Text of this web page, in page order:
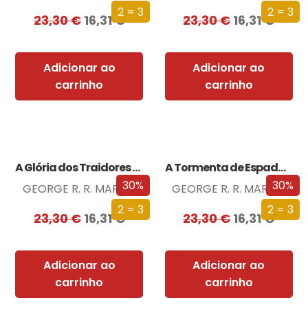
2 = 3
23,30€ 16,31€
Adicionar ao
carrinho
2 = 3
23,30€16,31€
Adicionar ao
carrinho
30%
2 = 3
A Glória dos Traidores (Edição especial limitada)
GEORGE R. R. MARTIN
23,30€ 16,31€
Adicionar ao
carrinho
30%
2 = 3
A Tormenta de Espadas (Edição especial limitada)
GEORGE R. R. MARTIN
23,30€16,31€
Adicionar ao
carrinho